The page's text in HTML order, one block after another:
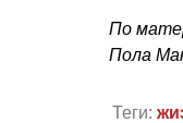
По
Пола
Теги: